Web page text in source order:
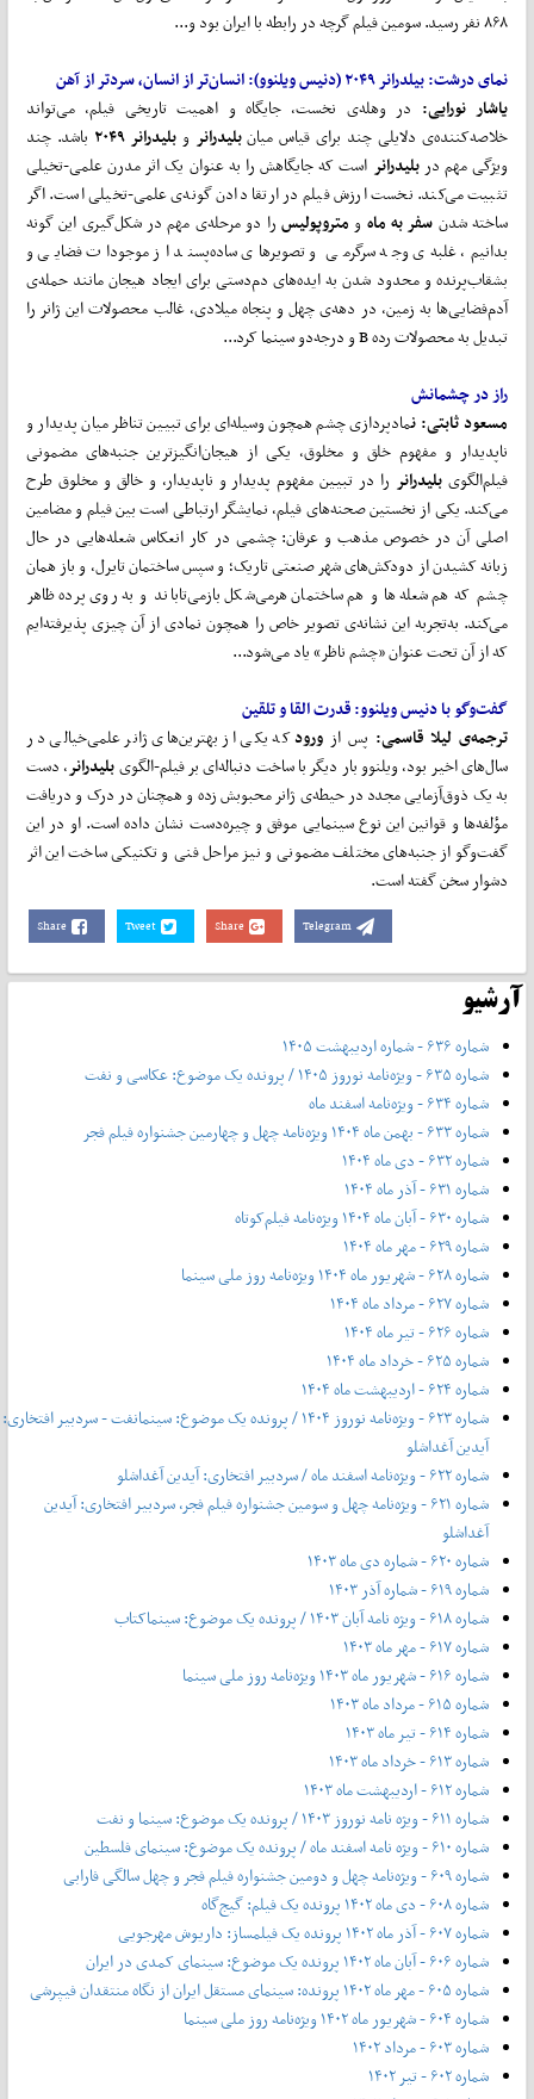
۸۶۸ نفر رسید. سومین فیلم گرچه در رابطه با ایران بود و...
نمای درشت: بیلدرانر ۲۰۴۹ (دنیس ویلنوو): انسان‌تر از انسان، سردتر از آهن
یاشار نورایی:در وهله‌ی نخست، جایگاه و اهمیت تاریخی فیلم، می‌تواند
خلاصه‌کننده‌ی دلایلی چند برای قیاس میانبلیدرانرو بلیدرانر ۲۰۴۹
باشد. چند
ویژگی مهم در بلیدرانراست که جایگاهش را به عنوان یک اثر مدرن علمی-تخیلی
تثبیت می‌کند. نخست ارزش فیلم در ارتقا دادن گونه‌ی علمی-تخیلی است. اگر
ساخته شدنسفر به ماهو متروپولیسرا دو مرحله‌ی مهم در شکل‌گیری این گونه
بدانیم، غلبه‌ی وجه سرگرمی و تصویرهای ساده‌پسند از موجودات فضایی و
بشقاب‌پرنده و محدود شدن به ایده‌های دم‌دستی برای ایجاد هیجان مانند حمله‌ی
آدم‌فضایی‌ها به زمین، در دهه‌ی چهل و پنجاه میلادی، غالب محصولات این ژانر را
تبدیل به محصولات رده B و درجه‌دو سینما کرد...
راز در چشمانش
مسعود ثابتی:ن مادپردازی چشم همچون وسیله‌ای برای تبیین تناظر میان پدیدار و
ناپدیدار و مفهوم خلق و مخلوق، یکی از هیجان‌انگیزترین جنبه‌های مضمونی
فیلم‌الگویبلیدرانررا در تبیین مفهوم پدیدار و ناپدیدار، و خالق و مخلوق طرح
می‌کند. یکی از نخستین صحنه‌های فیلم، نمایشگر ارتباطی است بین فیلم و مضامین
اصلی آن در خصوص مذهب و عرفان: چشمی در کار انعکاس شعله‌هایی در حال
زبانه کشیدن از دودکش‌های شهر صنعتی تاریک؛ و سپس ساختمان تایرل، و باز همان
چشم که هم شعله‌ها و هم ساختمان هرمی‌شکل بازمی‌تاباند و به روی پرده ظاهر
می‌کند. به‌تجربه این نشانه‌ی تصویر خاص را همچون نمادی از آن چیزی پذیرفته‌ایم
که از آن تحت عنوان «چشم ناظر» یاد می‌شود...
گفت‌وگو با دنیس ویلنوو: قدرت القا و تلقین
ترجمه‌ی لیلا قاسمی: پس از ورودکه یکی از بهترین‌های ژانر علمی‌خیالی در
سال‌‌های اخیر بود، ویلنوو بار دیگر با ساخت دنباله‌ای بر فیلم-الگویبلیدرانر، دست
به یک ذوق‌آزمایی مجدد در حیطه‌ی ژانر محبوبش زده و همچنان در درک و دریافت
مؤلفه‌ها و قوانین این نوع سینمایی موفق و چیره‌دست نشان داده است. او در این
گفت‌وگو از جنبه‌های مختلف مضمونی و نیز مراحل فنی و تکنیکی ساخت این اثر
دشوار سخن گفته است.
Share Tweet Share Telegram
آرشیو
شماره ۶۳۶ - شماره اردیبهشت ۱۴۰۵
شماره ۶۳۵ - ویژه‌نامه نوروز ۱۴۰۵ / پرونده یک موضوع: عکاسی و نفت
شماره ۶۳۴ - ویژه‌نامه اسفند ماه
شماره ۶۳۳ - بهمن ماه ۱۴۰۴ ویژه‌نامه چهل‌ و‌ چهارمین جشنواره فیلم فجر
شماره ۶۳۲ - دی ماه ۱۴۰۴
شماره ۶۳۱ - آذر ماه ۱۴۰۴
شماره ۶۳۰ - آبان ماه ۱۴۰۴ ویژه‌نامه فیلم‌کوتاه
شماره ۶۲۹ - مهر ماه ۱۴۰۴
شماره ۶۲۸ - شهریور ماه ۱۴۰۴ ویژه‌نامه روز ملی سینما
شماره ۶۲۷ - مرداد ماه ۱۴۰۴
شماره ۶۲۶ - تیر ماه ۱۴۰۴
شماره ۶۲۵ - خرداد ماه ۱۴۰۴
شماره ۶۲۴ - اردیبهشت ماه ۱۴۰۴
شماره ۶۲۳ - ویژه‌نامه نوروز ۱۴۰۴ / پرونده یک موضوع: سینمانفت - سردبیر افتخاری:
آیدین آغداشلو
شماره ۶۲۲ - ویژه‌نامه اسفند ماه / سردبیر افتخاری: آیدین آغداشلو
شماره ۶۲۱ - ویژه‌نامه چهل‌ و‌ سومین جشنواره فیلم فجر، سردبیر افتخاری: آیدین
آغداشلو
شماره ۶۲۰ - شماره دی ماه ۱۴۰۳
شماره ۶۱۹ - شماره آذر ۱۴۰۳
شماره ۶۱۸ - ویژه نامه آبان ۱۴۰۳ / پرونده یک موضوع: سینماکتاب
شماره ۶۱۷ - مهر ماه ۱۴۰۳
شماره ۶۱۶ - شهریور ماه ۱۴۰۳ ویژه‌نامه روز ملی سینما
شماره ۶۱۵ - مرداد ماه ۱۴۰۳
شماره ۶۱۴ - تیر ماه ۱۴۰۳
شماره ۶۱۳ - خرداد ماه ۱۴۰۳
شماره ۶۱۲ - اردیبهشت ماه ۱۴۰۳
شماره ۶۱۱ - ویژه نامه نوروز ۱۴۰۳ / پرونده یک موضوع: سینما و نفت
شماره ۶۱۰ - ویژه نامه اسفند ماه / پرونده یک موضوع: سینمای فلسطین
شماره ۶۰۹ - ویژه‌نامه چهل و دومین جشنواره فیلم فجر و چهل سالگی فارابی
شماره ۶۰۸ - دی ماه ۱۴۰۲ پرونده یک فیلم: گیج‌گاه
شماره ۶۰۷ - آذر ماه ۱۴۰۲ پرونده یک فیلمساز: داریوش مهرجویی
شماره ۶۰۶ - آبان ماه ۱۴۰۲ پرونده یک موضوع: سینمای کمدی در ایران
شماره ۶۰۵ - مهر ماه ۱۴۰۲ پرونده: سینمای مستقل ایران از نگاه منتقدان فیپرشی
شماره ۶۰۴ - شهریور ماه ۱۴۰۲ ویژه‌نامه روز ملی سینما
شماره ۶۰۳ - مرداد ۱۴۰۲
شماره ۶۰۲ - تیر ۱۴۰۲